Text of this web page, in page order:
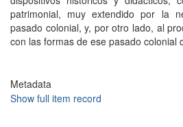
patrimonial, muy extendido por la
pasado colonial, y, por otro lado, al
con las formas de ese pasado colonial
Metadata
Show full item record